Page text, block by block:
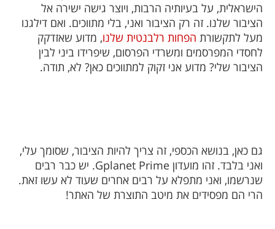
הישראלית, על בעיותיה הרבות, ויוצר גישה ישירה אל
הציבור שלנו. זה רק הציבור ואני, בלי מתווכים. ואם דילגנו
מעל לתקשורת הפחות רלבנטית שלנו, מדוע שאזדקק
לחסדי המפרסמים ומשרדי הפרסום, שיפרידו ביני לבין
הציבור שלי? מדוע אני זקוק למתווכים כאן? לא, תודה.
גם כאן, בנושא הכספי, זה צריך להיות הציבור, שסומך עלי,
ואני בלבד. זהו מועדון Gplanet Prime. יש כבר רבים
שנרשמו, ואני מתפלא על רבים אחרים שעוד לא עשו זאת.
הרי הם מפסידים את מיטב התוצרת של האתר!